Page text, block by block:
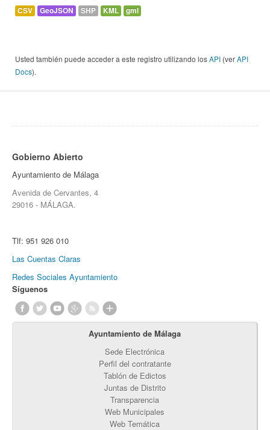
CSV GeoJSON SHP KML gml
Usted también puede acceder a este registro utilizando losAPI (verAPI
Docs).
Gobierno Abierto
Ayuntamiento de Málaga
Avenida de Cervantes, 4
29016 - MÁLAGA.
Tlf: 951 926 010
Las Cuentas Claras
Redes Sociales Ayuntamiento
Síguenos
Ayuntamiento de Málaga
Sede Electrónica
Perfil del contratante
Tablón de Edictos
Juntas de Distrito
Transparencia
Web Municipales
Web Temática